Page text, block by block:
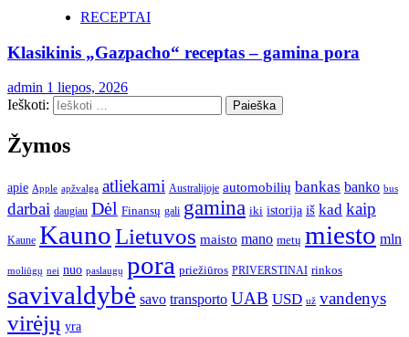
RECEPTAI
Klasikinis „Gazpacho“ receptas – gamina pora
admin 1 liepos, 2026
Ieškoti:
Žymos
apie Apple apžvalga atliekami Australijoje automobilių bankas banko bus
darbai daugiau Dėl Finansų gali gamina iki istorija iš kad kaip
Kaune KaunoLietuvos maisto mano metų miesto mln
moliūgų nei nuo paslaugų pora priežiūros PRIVERSTINAI rinkos
savivaldybė savo transporto UAB USD už vandenys
virėjų yra